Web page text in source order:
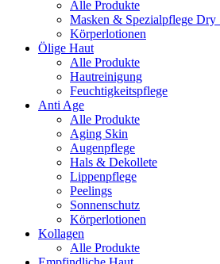
Alle Produkte
Masken & Spezialpflege Dry
Körperlotionen
Ölige Haut
Alle Produkte
Hautreinigung
Feuchtigkeitspflege
Anti Age
Alle Produkte
Aging Skin
Augenpflege
Hals & Dekollete
Lippenpflege
Peelings
Sonnenschutz
Körperlotionen
Kollagen
Alle Produkte